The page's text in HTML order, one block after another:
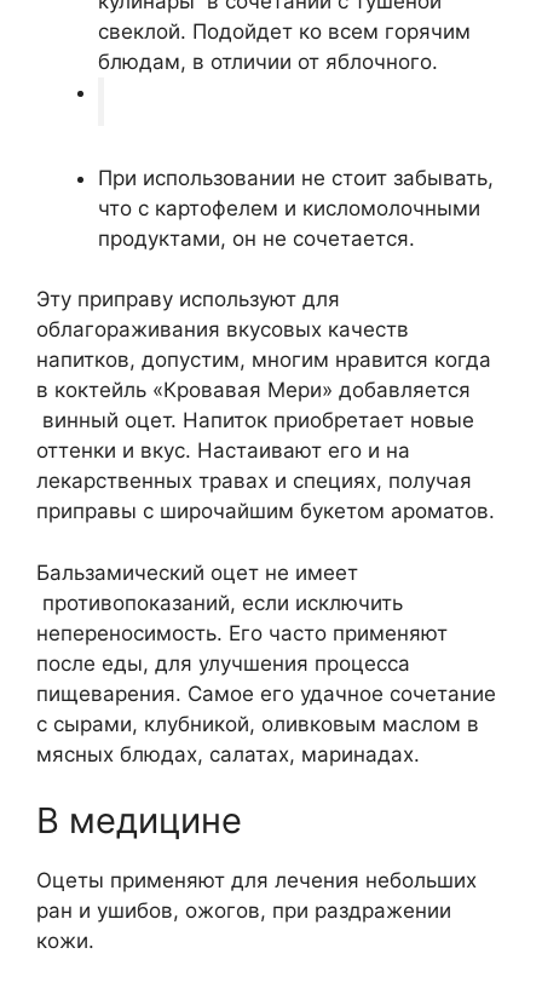
свеклой. Подойдет ко всем горячим
блюдам, в отличии от яблочного.
При использовании не стоит забывать,
что с картофелем и кисломолочными
продуктами, он не сочетается.
Эту приправу используют для
облагораживания вкусовых качеств
напитков, допустим, многим нравится когда
в коктейль «Кровавая Мери» добавляется
винный оцет. Напиток приобретает новые
оттенки и вкус. Настаивают его и на
лекарственных травах и специях, получая
приправы с широчайшим букетом ароматов.
Бальзамический оцет не имеет
противопоказаний, если исключить
непереносимость. Его часто применяют
после еды, для улучшения процесса
пищеварения. Самое его удачное сочетание
с сырами, клубникой, оливковым маслом в
мясных блюдах, салатах, маринадах.
В медицине
Оцеты применяют для лечения небольших
ран и ушибов, ожогов, при раздражении
кожи.